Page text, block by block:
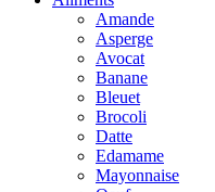
Amande
Asperge
Avocat
Banane
Bleuet
Brocoli
Datte
Edamame
Mayonnaise